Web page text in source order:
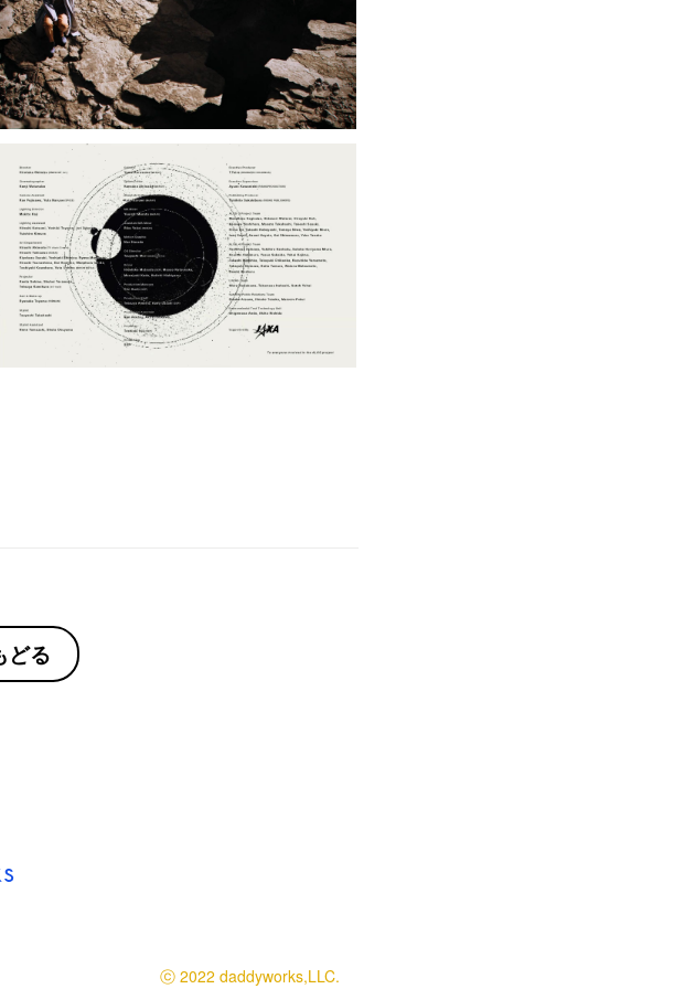
どる
ⓒ 2022 daddyworks,LLC.